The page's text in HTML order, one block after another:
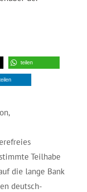
teilen
,
Teilhabe
die lange Bank
deutsch-